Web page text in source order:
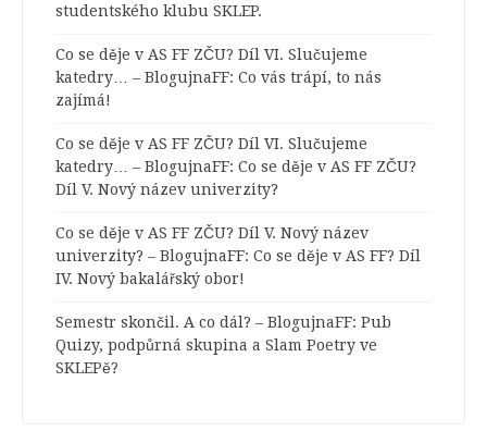
studentského klubu SKLEP.
Co se děje v AS FF ZČU? Díl VI. Slučujeme
katedry… – BlogujnaFF: Co vás trápí, to nás
zajímá!
Co se děje v AS FF ZČU? Díl VI. Slučujeme
katedry… – BlogujnaFF: Co se děje v AS FF ZČU?
Díl V. Nový název univerzity?
Co se děje v AS FF ZČU? Díl V. Nový název
univerzity? – BlogujnaFF: Co se děje v AS FF? Díl
IV. Nový bakalářský obor!
Semestr skončil. A co dál? – BlogujnaFF: Pub
Quizy, podpůrná skupina a Slam Poetry ve
SKLEPě?